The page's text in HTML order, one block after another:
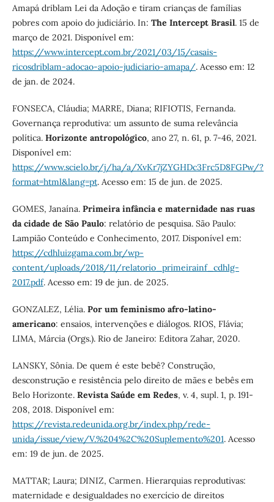
Amapá driblam Lei da Adoção e tiram crianças de famílias
pobres com apoio do judiciário. In: The Intercept Brasil. 15 de
março de 2021. Disponível em:
https://www.intercept.com.br/2021/03/15/casais-
ricosdriblam-adocao-apoio-judiciario-amapa/. Acesso em: 12
de jan. de 2024.
FONSECA, Cláudia; MARRE, Diana; RIFIOTIS, Fernanda.
Governança reprodutiva: um assunto de suma relevância
política. Horizonte antropológico, ano 27, n. 61, p. 7-46, 2021.
Disponível em:
https://www.scielo.br/j/ha/a/XvKr7jZYGHDc3Frc5D8FGPw/?
format=html&lang=pt. Acesso em: 15 de jun. de 2025.
GOMES, Janaína. Primeira infância e maternidade nas ruas
da cidade de São Paulo: relatório de pesquisa. São Paulo:
Lampião Conteúdo e Conhecimento, 2017. Disponível em:
https://cdhluizgama.com.br/wp-
content/uploads/2018/11/relatorio_primeirainf_cdhlg-
2017.pdf. Acesso em: 19 de jun. de 2025.
GONZALEZ, Lélia. Por um feminismo afro-latino-
americano: ensaios, intervenções e diálogos. RIOS, Flávia;
LIMA, Márcia (Orgs.). Rio de Janeiro: Editora Zahar, 2020.
LANSKY, Sônia. De quem é este bebê? Construção,
desconstrução e resistência pelo direito de mães e bebês em
Belo Horizonte. Revista Saúde em Redes, v. 4, supl. 1, p. 191-
208, 2018. Disponível em:
https://revista.redeunida.org.br/index.php/rede-
unida/issue/view/V.%204%2C%20Suplemento%201. Acesso
em: 19 de jun. de 2025.
MATTAR; Laura; DINIZ, Carmen. Hierarquias reprodutivas:
maternidade e desigualdades no exercício de direitos